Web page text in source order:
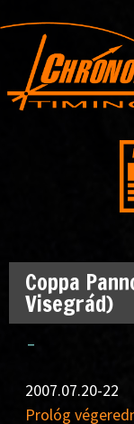
Coppa
Visegrád)
–
2007.07.20-22
Prológ